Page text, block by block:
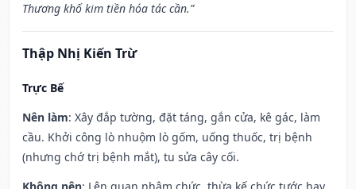
Thương khố kim tiền hóa tác cần.”
Thập Nhị Kiến Trừ
Trực Bế
Nên làm: Xây đắp tường, đặt táng, gắn cửa, kê gác, làm
cầu. Khởi công lò nhuộm lò gốm, uống thuốc, trị bệnh
(nhưng chớ trị bệnh mắt), tu sửa cây cối.